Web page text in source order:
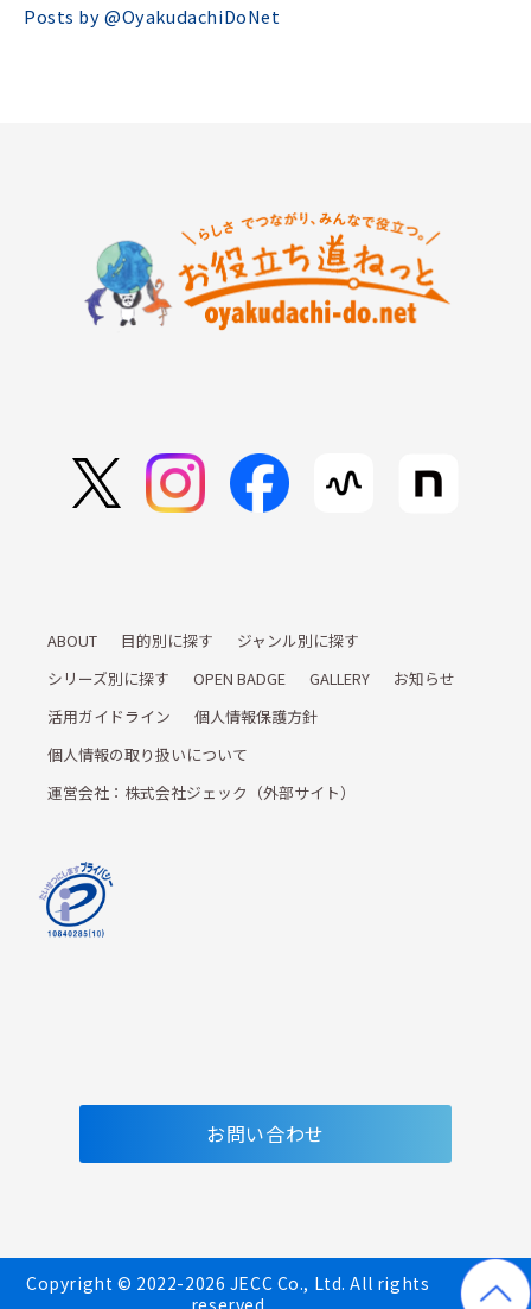
Posts by @OyakudachiDoNet
ABOUT 目的別に探す
ジャンル別に探す
シリーズ別に探す
OPEN BADGE GALLERY
お知らせ
活用ガイドライン
個人情報保護方針
個人情報の取り扱いについて
運営会社：株式会社ジェック（外部サイト）
お問い合わせ
Copyright © 2022-2026 JECC Co., Ltd. All rights
reserved.